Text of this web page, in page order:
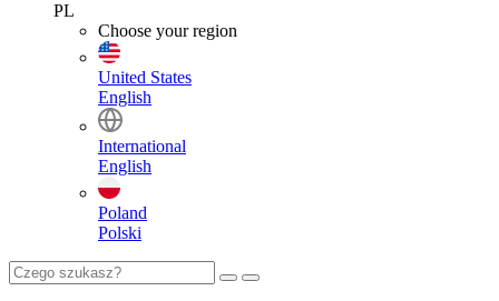
PL
Choose your region
United States
English
International
English
Poland
Polski